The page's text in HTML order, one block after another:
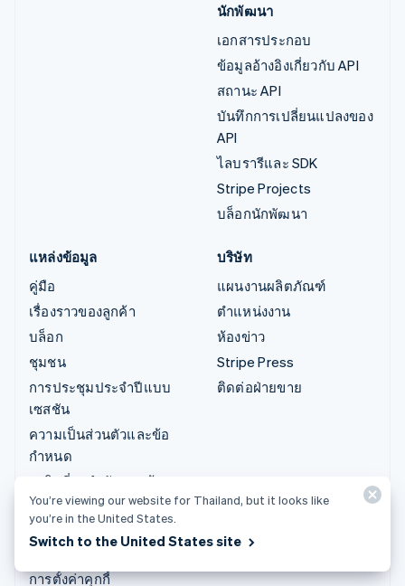
นักพัฒนา
เอกสารประกอบ
ข้อมูลอ้างอิงเกี่ยวกับ API
สถานะ API
บันทึกการเปลี่ยนแปลงของ
API
ไลบรารีและ SDK
Stripe Projects
บล็อกนักพัฒนา
แหล่งข้อมูล
คู่มือ
เรื่องราวของลูกค้า
บล็อก
ชุมชน
การประชุมประจำปีแบบ
เซสชัน
ความเป็นส่วนตัวและข้อ
กำหนด
ธุรกิจที่ถูกจำกัดและต้อง
ห้าม
ใบอนุญาต
การตั้งค่าคุกกี้
บริษัท
แผนงานผลิตภัณฑ์
ตำแหน่งงาน
ห้องข่าว
Stripe Press
ติดต่อฝ่ายขาย
You’re viewing our website for Thailand, but it looks like
you’re in the United States.
Switch to the United States site